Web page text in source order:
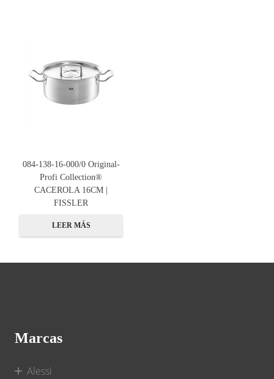
084-138-16-000/0 Original-
Profi Collection®
CACEROLA 16CM |
FISSLER
LEER MÁS
Marcas
Alessi